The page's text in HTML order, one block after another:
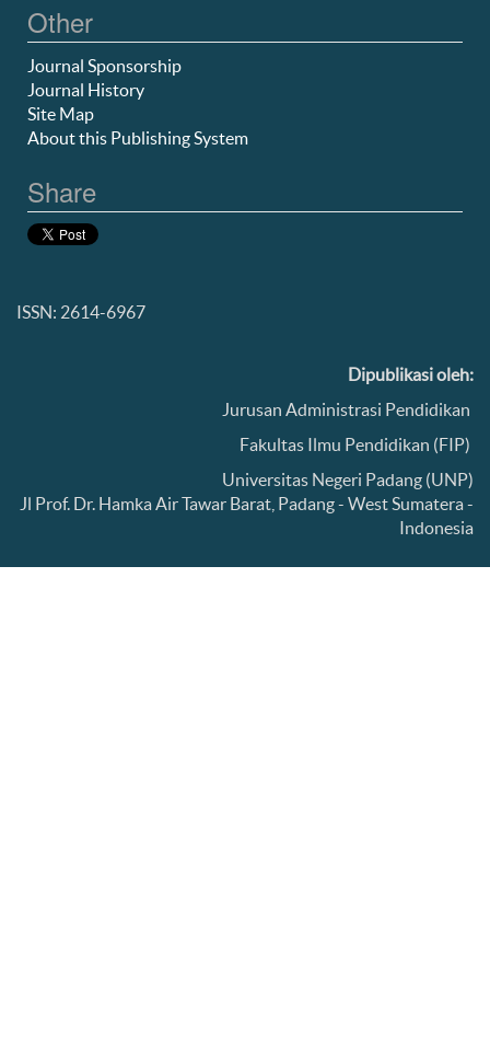
Other
Journal Sponsorship
Journal History
Site Map
About this Publishing System
Share
ISSN: 2614-6967
Dipublikasi oleh:
Jurusan Administrasi Pendidikan
Fakultas Ilmu Pendidikan (FIP)
Universitas Negeri Padang (UNP)
Jl Prof. Dr. Hamka Air Tawar Barat, Padang - West Sumatera -
Indonesia